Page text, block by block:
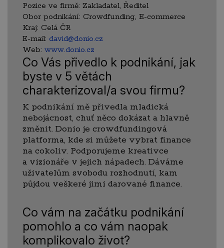
Pozice ve firmě: Zakladatel, Ředitel
Obor podnikání: Crowdfunding, E-commerce
Kraj: Celá ČR
E-mail: david@donio.cz
Web: www.donio.cz
Co Vás přivedlo k podnikání, jak
byste v 5 větách
charakterizoval/a svou firmu?
K podnikání mě přivedla mladická
nebojácnost, chuť něco dokázat a hlavně
změnit. Donio je crowdfundingová
platforma, kde si můžete vybrat finance
na cokoliv. Podporujeme kreativce
a vizionáře v jejich nápadech. Dáváme
uživatelům svobodu rozhodnutí, kam
půjdou veškeré jimi darované finance.
Co vám na začátku podnikání
pomohlo a co vám naopak
komplikovalo život?